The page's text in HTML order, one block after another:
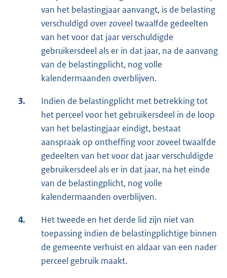
van het belastingjaar aanvangt, is de belasting
verschuldigd over zoveel twaalfde gedeelten
van het voor dat jaar verschuldigde
gebruikersdeel als er in dat jaar, na de aanvang
van de belastingplicht, nog volle
kalendermaanden overblijven.
3.
Indien de belastingplicht met betrekking tot
het perceel voor het gebruikersdeel in de loop
van het belastingjaar eindigt, bestaat
aanspraak op ontheffing voor zoveel twaalfde
gedeelten van het voor dat jaar verschuldigde
gebruikersdeel als er in dat jaar, na het einde
van de belastingplicht, nog volle
kalendermaanden overblijven.
4.
Het tweede en het derde lid zijn niet van
toepassing indien de belastingplichtige binnen
de gemeente verhuist en aldaar van een nader
perceel gebruik maakt.